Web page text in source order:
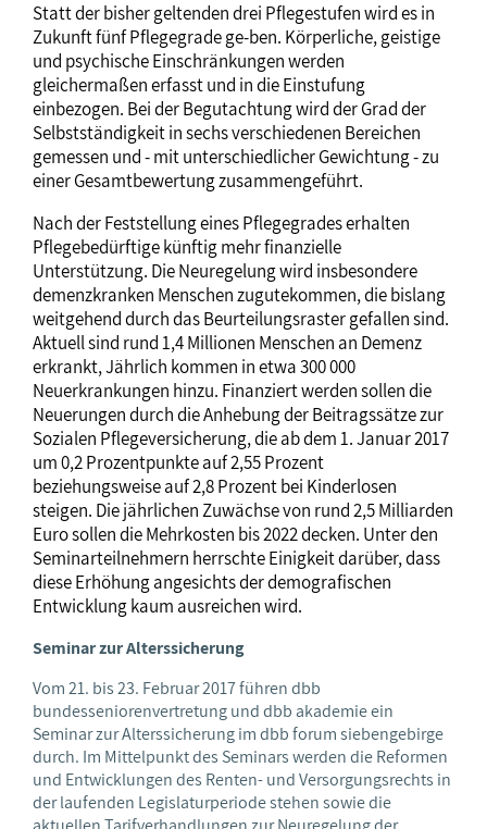
Statt der bisher geltenden drei Pflegestufen wird es in
Zukunft fünf Pflegegrade ge-ben. Körperliche, geistige
und psychische Einschränkungen werden
gleichermaßen erfasst und in die Einstufung
einbezogen. Bei der Begutachtung wird der Grad der
Selbstständigkeit in sechs verschiedenen Bereichen
gemessen und - mit unterschiedlicher Gewichtung - zu
einer Gesamtbewertung zusammengeführt.
Nach der Feststellung eines Pflegegrades erhalten
Pflegebedürftige künftig mehr finanzielle
Unterstützung. Die Neuregelung wird insbesondere
demenzkranken Menschen zugutekommen, die bislang
weitgehend durch das Beurteilungsraster gefallen sind.
Aktuell sind rund 1,4 Millionen Menschen an Demenz
erkrankt, Jährlich kommen in etwa 300 000
Neuerkrankungen hinzu. Finanziert werden sollen die
Neuerungen durch die Anhebung der Beitragssätze zur
Sozialen Pflegeversicherung, die ab dem 1. Januar 2017
um 0,2 Prozentpunkte auf 2,55 Prozent
beziehungsweise auf 2,8 Prozent bei Kinderlosen
steigen. Die jährlichen Zuwächse von rund 2,5 Milliarden
Euro sollen die Mehrkosten bis 2022 decken. Unter den
Seminarteilnehmern herrschte Einigkeit darüber, dass
diese Erhöhung angesichts der demografischen
Entwicklung kaum ausreichen wird.
Seminar zur Alterssicherung
Vom 21. bis 23. Februar 2017 führen dbb
bundesseniorenvertretung und dbb akademie ein
Seminar zur Alterssicherung im dbb forum siebengebirge
durch. Im Mittelpunkt des Seminars werden die Reformen
und Entwicklungen des Renten- und Versorgungsrechts in
der laufenden Legislaturperiode stehen sowie die